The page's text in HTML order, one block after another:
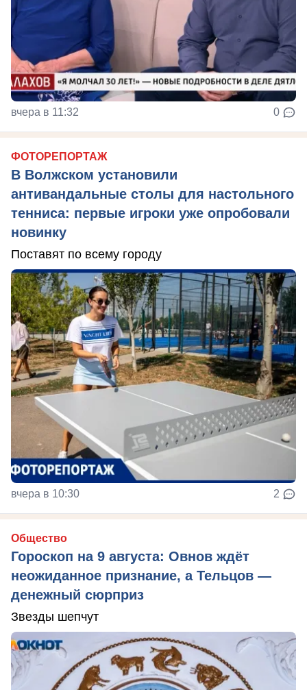
вчера в 11:32 0
ФОТОРЕПОРТАЖ
В Волжском установили
антивандальные столы для настольного
тенниса: первые игроки уже опробовали
новинку
Поставят по всему городу
вчера в 10:30 2
Общество
Гороскоп на 9 августа: Овнов ждёт
неожиданное признание, а Тельцов —
денежный сюрприз
Звезды шепчут